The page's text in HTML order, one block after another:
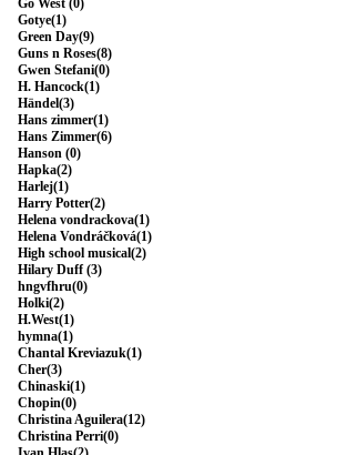
Go West (0)
Gotye(1)
Green Day(9)
Guns n Roses(8)
Gwen Stefani(0)
H. Hancock(1)
Händel(3)
Hans zimmer(1)
Hans Zimmer(6)
Hanson (0)
Hapka(2)
Harlej(1)
Harry Potter(2)
Helena vondrackova(1)
Helena Vondráčková(1)
High school musical(2)
Hilary Duff (3)
hngvfhru(0)
Holki(2)
H.West(1)
hymna(1)
Chantal Kreviazuk(1)
Cher(3)
Chinaski(1)
Chopin(0)
Christina Aguilera(12)
Christina Perri(0)